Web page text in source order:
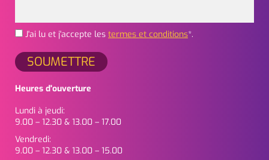
J'ai lu et j'accepte les termes et conditions*.
Heures d'ouverture
Lundi à jeudi:
9.00 – 12.30 & 13.00 – 17.00
Vendredi:
9.00 – 12.30 & 13.00 – 15.00